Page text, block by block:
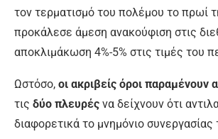
τον τερματισμό του πολέμου το πρωί
προκάλεσε άμεση ανακούφιση στις
αποκλιμάκωση 4%-5% στις τιμές του
Ωστόσο, οι ακριβείς όροι παραμένουν
τις δύο πλευρές να δείχνουν ότι
διαφορετικά το μνημόνιο